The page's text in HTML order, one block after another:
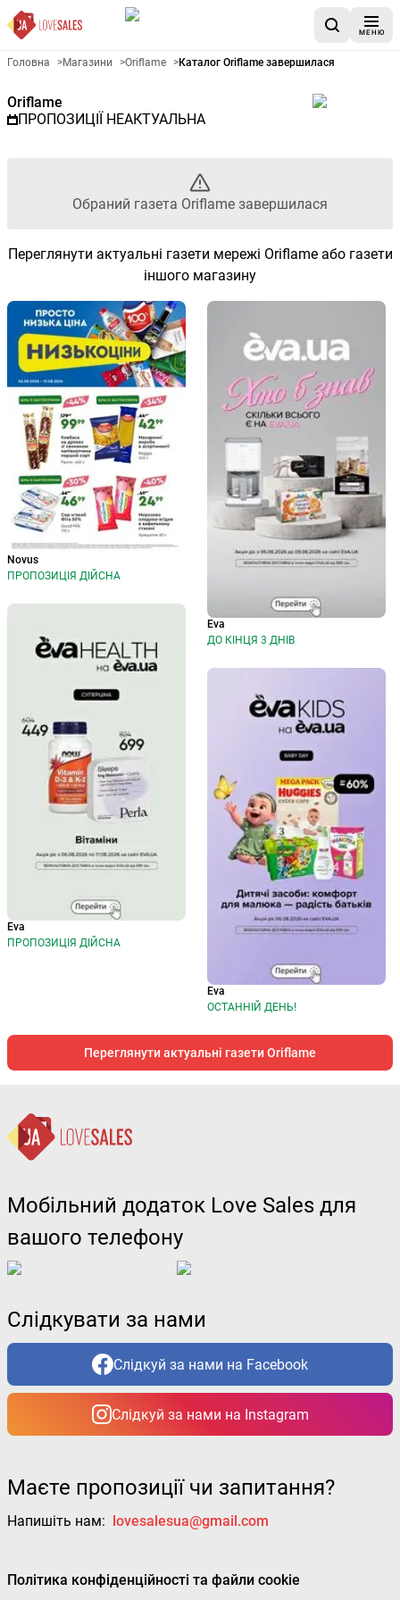
МЕНЮ
Рекламна газета Oriflame -
Головна >Магазини >Oriflame >Каталог Oriflame завершилася
Oriflame
ПРОПОЗИЦІЇ НЕАКТУАЛЬНА
Обраний газета Oriflame завершилася
Переглянути актуальні газети мережі Oriflame або газети
іншого магазину
Novus
ПРОПОЗИЦІЯ ДІЙСНА
Eva
ПРОПОЗИЦІЯ ДІЙСНА
Eva
ДО КІНЦЯ 3 ДНІВ
Eva
ОСТАННІЙ ДЕНЬ!
Переглянути актуальні газети Oriflame
Мобільний додаток Love Sales для
вашого телефону
Слідкувати за нами
Слідкуй за нами на Facebook
Слідкуй за нами на Instagram
Маєте пропозиції чи запитання?
Напишіть нам: lovesalesua@gmail.com
Політика конфіденційності та файли cookie